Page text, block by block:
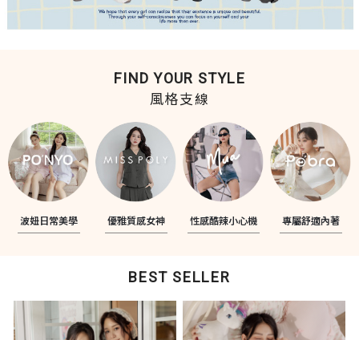
FIND YOUR STYLE
風格支線
波妞日常美學 優雅質感女神 性感酷辣小心機 專屬舒適內著
BEST SELLER